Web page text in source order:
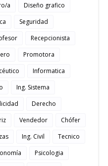
a
Diseño grafico
Seguridad
Recepcionista
Promotora
Informatica
Ing. Sistema
Derecho
Vendedor
Chófer
Ing. Civil
Tecnico
Psicologia